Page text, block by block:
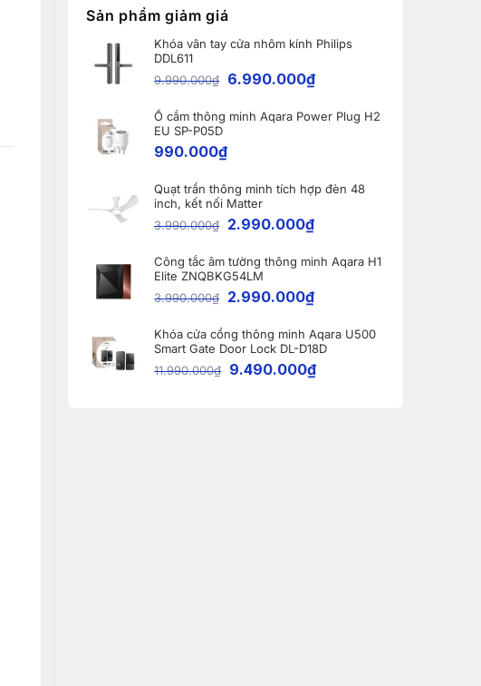
thông
OMNI
và
W2S
OMNI
cho
khách
Bắc
Ninh
Hưng
Smart
lắp
đặt
khóa
minh
Aqara
A100
Vĩnh
Sản phẩm giảm giá
Khóa vân tay cửa nhôm kính Philips
DDL611
9.990.000₫ 6.990.000₫
Ổ cắm thông minh Aqara Power Plug H2
EU SP-P05D
990.000₫
Quạt trần thông minh tích hợp đèn 48
inch, kết nối Matter
3.990.000₫ 2.990.000₫
Công tắc âm tường thông minh Aqara H1
Elite ZNQBKG54LM
3.990.000₫ 2.990.000₫
Khóa cửa cổng thông minh Aqara U500
Smart Gate Door Lock DL-D18D
11.990.000₫ 9.490.000₫